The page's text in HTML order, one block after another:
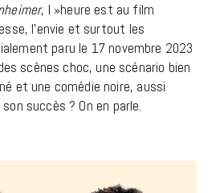
, l »heure est au film
l’envie et surtout les
paru le 17 novembre 2023
scènes choc, une scénario bien
et une comédie noire, aussi
succès ? On en parle.
BONS PLANS
expos, kart, aéroplume…
à la Cité des Sciences